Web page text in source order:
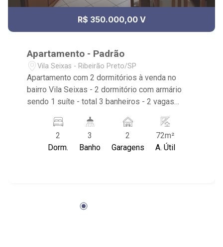
R$ 350.000,00 V
Apartamento - Padrão
Vila Seixas - Ribeirão Preto/SP
Apartamento com 2 dormitórios à venda no
bairro Vila Seixas - 2 dormitório com armário
sendo 1 suíte - total 3 banheiros - 2 vagas
com: piscina, área de churrasco, salão de festa,
academia, portaria 24 horas
2
Dorm.
3
Banho
2
Garagens
72m²
A. Útil